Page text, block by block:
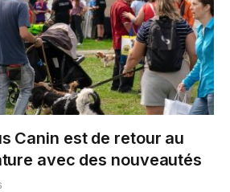
Canin est de retour au
avec des nouveautés